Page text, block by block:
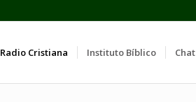
Radio Cristiana Instituto Bíblico Chat